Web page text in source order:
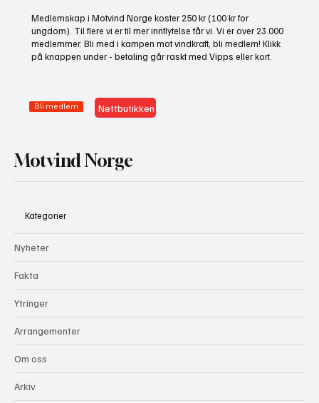
presse fram mer vindkraft
Medlemskap i Motvind Norge koster 250 kr (100 kr for
ungdom). Til flere vi er til mer innflytelse får vi. Vi er over 23.000
medlemmer. Bli med i kampen mot vindkraft, bli medlem! Klikk
på knappen under - betaling går raskt med Vipps eller kort.
Bli medlem Nettbutikken
Motvind Norge
Kategorier
Nyheter
Fakta
Ytringer
Arrangementer
Om oss
Arkiv